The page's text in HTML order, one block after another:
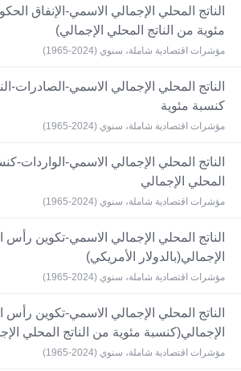
الناتج المحلي الإجمالي الاسمي-الإنفاق
مئوية من الناتج المحلي الإجمالي)
مؤشرات اقتصادية شاملة، سنوي (2024-1965)
الناتج المحلي الإجمالي الاسمي-الصادرات-
كنسبة مئوية
مؤشرات اقتصادية شاملة، سنوي (2024-1965)
الناتج المحلي الإجمالي الاسمي-الواردات-
المحلي الإجمالي
مؤشرات اقتصادية شاملة، سنوي (2024-1965)
الناتج المحلي الإجمالي الاسمي-تكوين رأس
الإجمالي(بالدولار الأمريكي)
مؤشرات اقتصادية شاملة، سنوي (2024-1965)
الناتج المحلي الإجمالي الاسمي-تكوين رأس
الإجمالي(كنسبة مئوية من الناتج المحلي
مؤشرات اقتصادية شاملة، سنوي (2024-1965)